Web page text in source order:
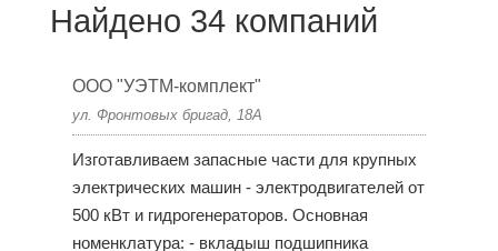
Найдено 34 компаний
ООО "УЭТМ-комплект"
ул. Фронтовых бригад, 18А
Изготавливаем запасные части для крупных
электрических машин - электродвигателей от
500 кВт и гидрогенераторов. Основная
номенклатура: - вкладыш подшипника